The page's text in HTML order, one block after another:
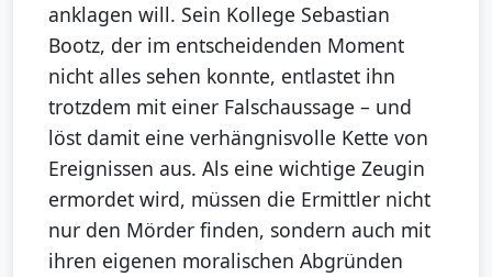
anklagen will. Sein Kollege Sebastian
Bootz, der im entscheidenden Moment
nicht alles sehen konnte, entlastet ihn
trotzdem mit einer Falschaussage – und
löst damit eine verhängnisvolle Kette von
Ereignissen aus. Als eine wichtige Zeugin
ermordet wird, müssen die Ermittler nicht
nur den Mörder finden, sondern auch mit
ihren eigenen moralischen Abgründen